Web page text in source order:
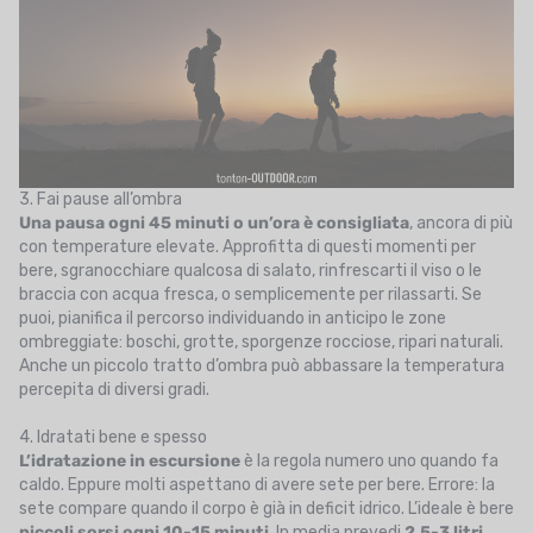
3. Fai pause all’ombra
Una pausa ogni 45 minuti o un’ora è consigliata, ancora di più
con temperature elevate. Approfitta di questi momenti per
bere, sgranocchiare qualcosa di salato, rinfrescarti il viso o le
braccia con acqua fresca, o semplicemente per rilassarti. Se
puoi, pianifica il percorso individuando in anticipo le zone
ombreggiate: boschi, grotte, sporgenze rocciose, ripari naturali.
Anche un piccolo tratto d’ombra può abbassare la temperatura
percepita di diversi gradi.
4. Idratati bene e spesso
L’idratazione in escursione è la regola numero uno quando fa
caldo. Eppure molti aspettano di avere sete per bere. Errore: la
sete compare quando il corpo è già in deficit idrico. L’ideale è bere